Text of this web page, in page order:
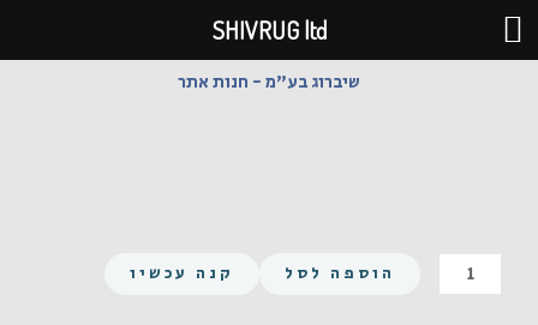
דילוג
לתוכן
שיברוג בע"מ - חנות אתר
כמות
של
הוספה לסל קנה עכשיו
SHIVRUG ltd